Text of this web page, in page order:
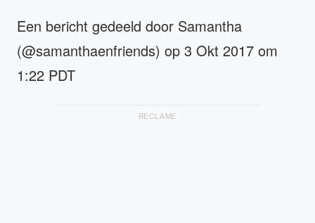
Een bericht gedeeld door Samantha
(@samanthaenfriends) op 3 Okt 2017 om
1:22 PDT
RECLAME